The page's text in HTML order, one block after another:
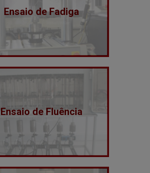
Ensaio de Fadiga
Ensaio de Fluência